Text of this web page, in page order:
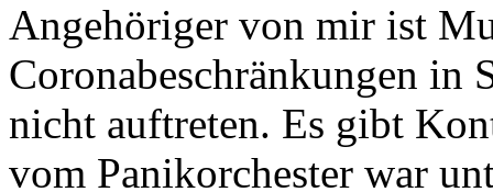
Angehöriger von mir ist
Coronabeschränkungen in
nicht auftreten. Es gibt
vom Panikorchester war